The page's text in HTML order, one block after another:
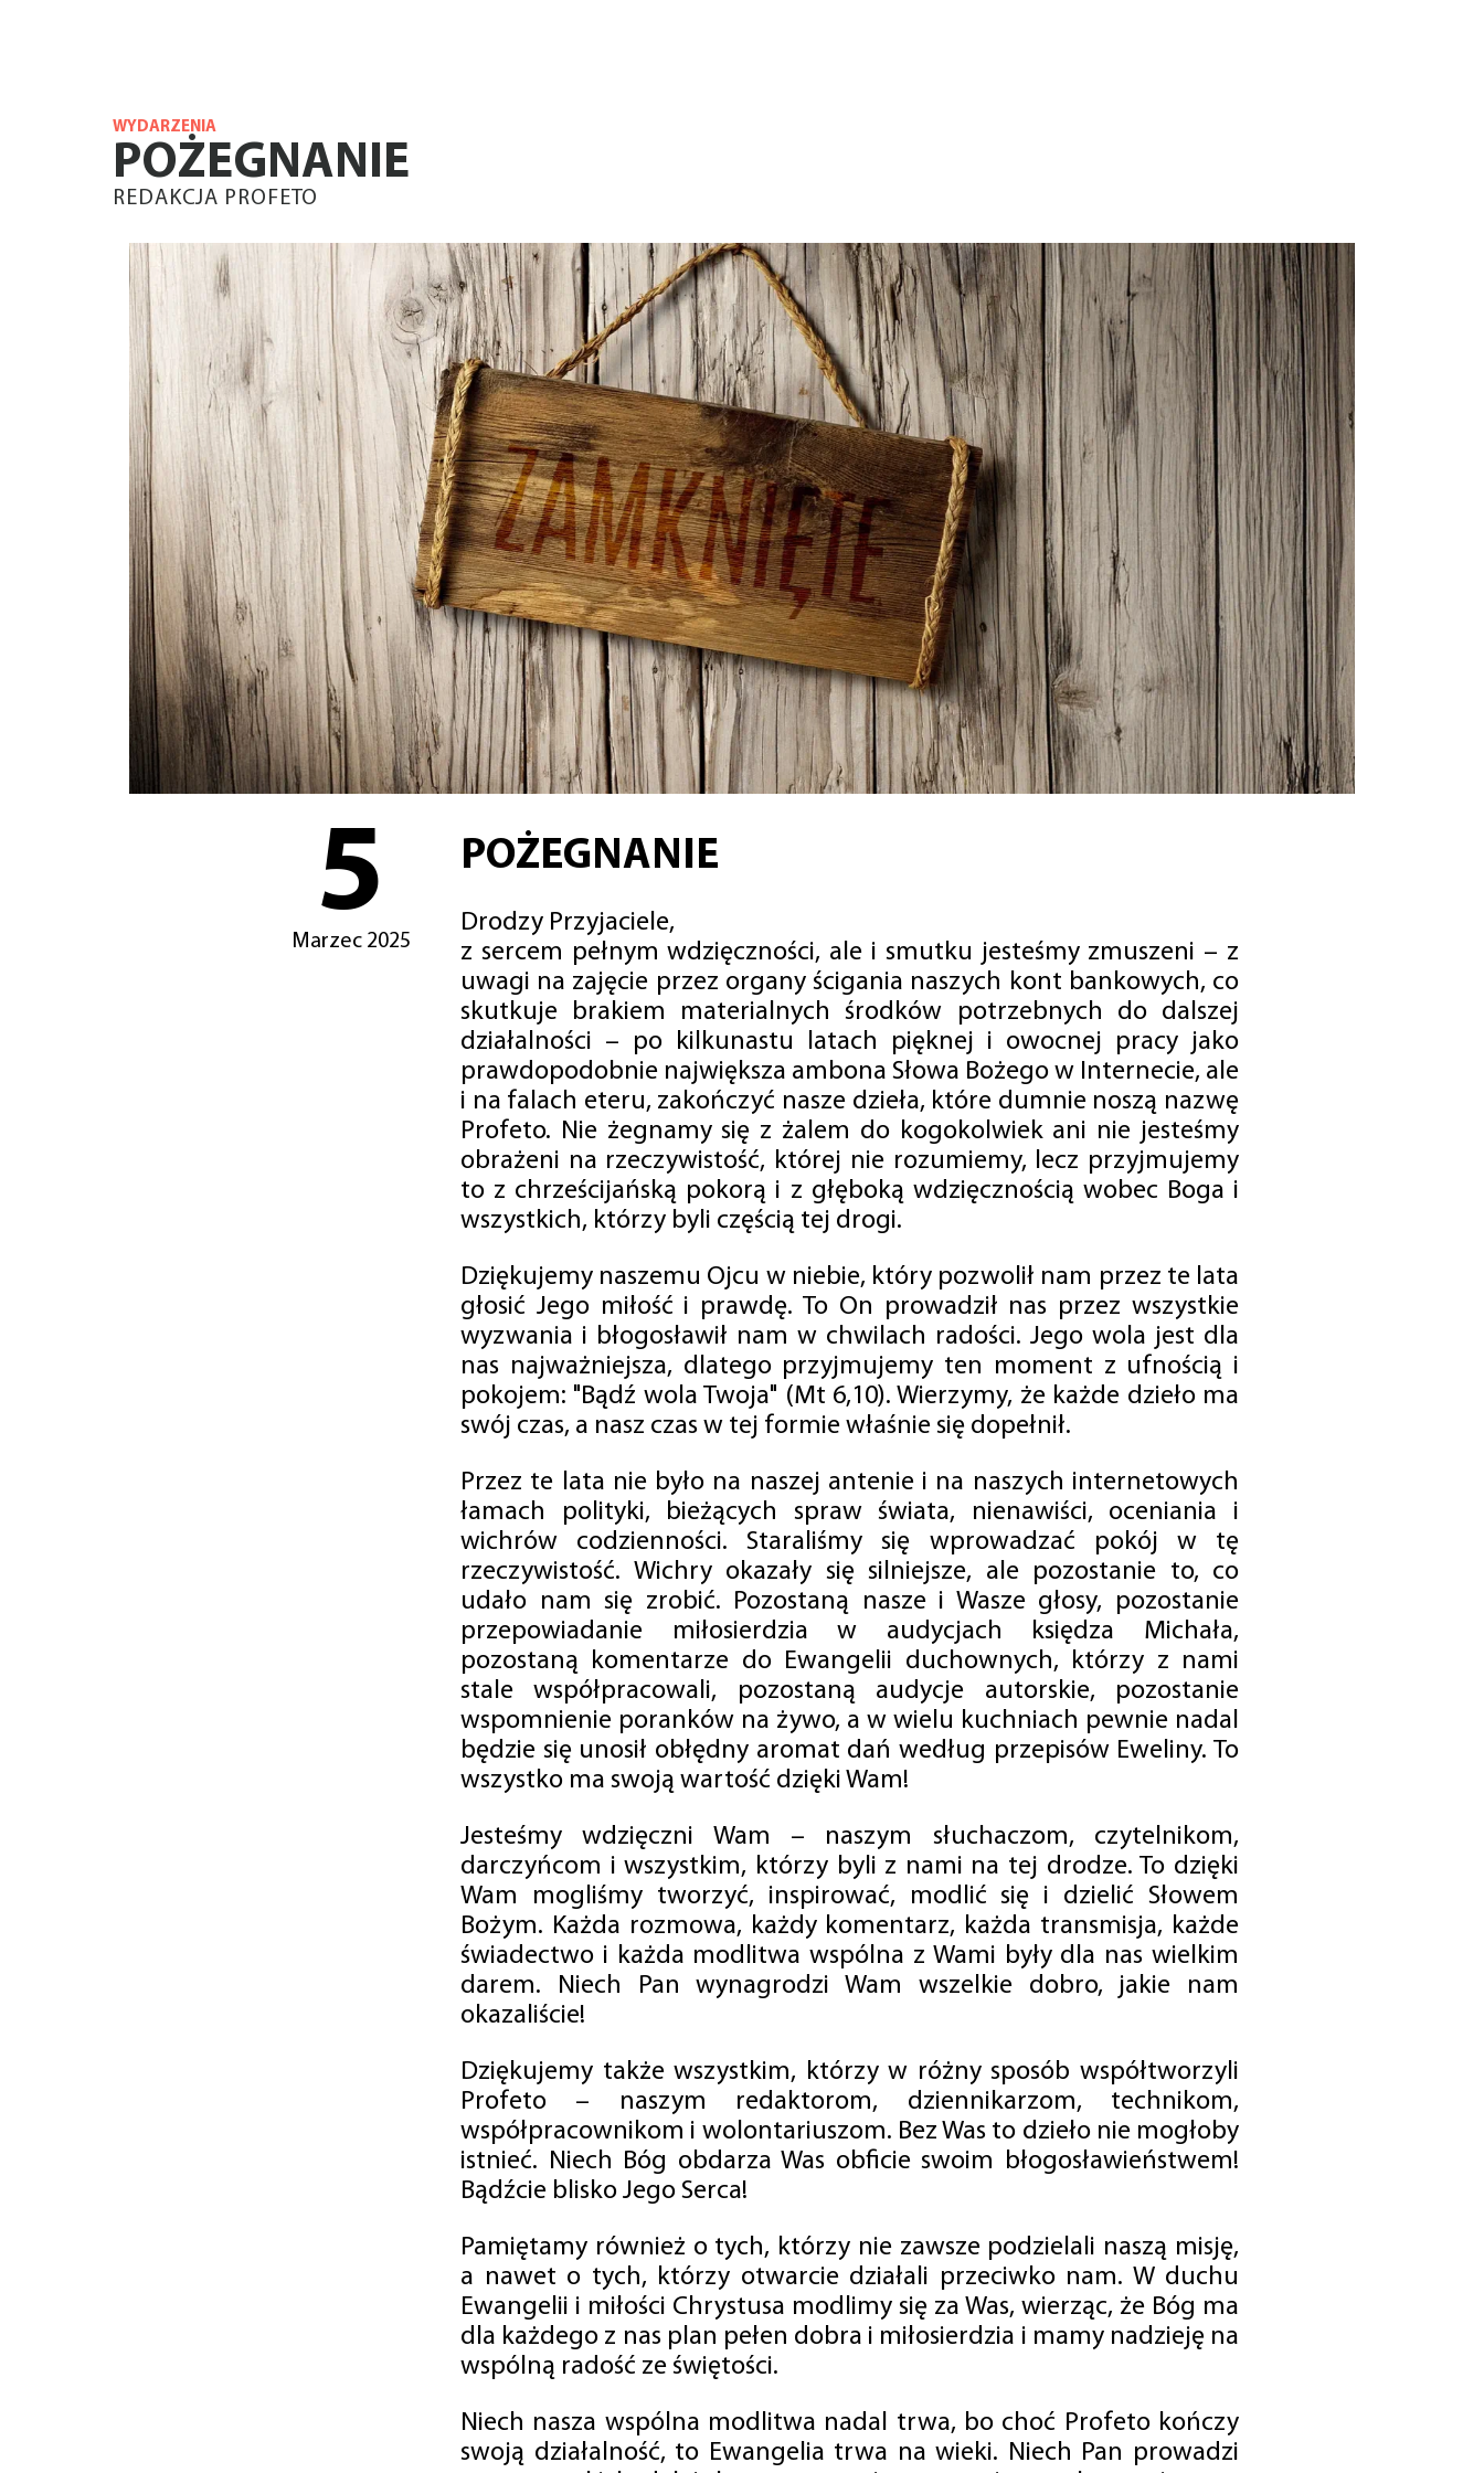
WYDARZENIA
POŻEGNANIE
REDAKCJA PROFETO
5
Marzec 2025
POŻEGNANIE
Drodzy Przyjaciele,
z sercem pełnym wdzięczności, ale i smutku jesteśmy zmuszeni – z
uwagi na zajęcie przez organy ścigania naszych kont bankowych, co
skutkuje brakiem materialnych środków potrzebnych do dalszej
działalności – po kilkunastu latach pięknej i owocnej pracy jako
prawdopodobnie największa ambona Słowa Bożego w Internecie, ale
i na falach eteru, zakończyć nasze dzieła, które dumnie noszą nazwę
Profeto. Nie żegnamy się z żalem do kogokolwiek ani nie jesteśmy
obrażeni na rzeczywistość, której nie rozumiemy, lecz przyjmujemy
to z chrześcijańską pokorą i z głęboką wdzięcznością wobec Boga i
wszystkich, którzy byli częścią tej drogi.
Dziękujemy naszemu Ojcu w niebie, który pozwolił nam przez te lata
głosić Jego miłość i prawdę. To On prowadził nas przez wszystkie
wyzwania i błogosławił nam w chwilach radości. Jego wola jest dla
nas najważniejsza, dlatego przyjmujemy ten moment z ufnością i
pokojem: "Bądź wola Twoja" (Mt 6,10). Wierzymy, że każde dzieło ma
swój czas, a nasz czas w tej formie właśnie się dopełnił.
Przez te lata nie było na naszej antenie i na naszych internetowych
łamach polityki, bieżących spraw świata, nienawiści, oceniania i
wichrów codzienności. Staraliśmy się wprowadzać pokój w tę
rzeczywistość. Wichry okazały się silniejsze, ale pozostanie to, co
udało nam się zrobić. Pozostaną nasze i Wasze głosy, pozostanie
przepowiadanie miłosierdzia w audycjach księdza Michała,
pozostaną komentarze do Ewangelii duchownych, którzy z nami
stale współpracowali, pozostaną audycje autorskie, pozostanie
wspomnienie poranków na żywo, a w wielu kuchniach pewnie nadal
będzie się unosił obłędny aromat dań według przepisów Eweliny. To
wszystko ma swoją wartość dzięki Wam!
Jesteśmy wdzięczni Wam – naszym słuchaczom, czytelnikom,
darczyńcom i wszystkim, którzy byli z nami na tej drodze. To dzięki
Wam mogliśmy tworzyć, inspirować, modlić się i dzielić Słowem
Bożym. Każda rozmowa, każdy komentarz, każda transmisja, każde
świadectwo i każda modlitwa wspólna z Wami były dla nas wielkim
darem. Niech Pan wynagrodzi Wam wszelkie dobro, jakie nam
okazaliście!
Dziękujemy także wszystkim, którzy w różny sposób współtworzyli
Profeto – naszym redaktorom, dziennikarzom, technikom,
współpracownikom i wolontariuszom. Bez Was to dzieło nie mogłoby
istnieć. Niech Bóg obdarza Was obficie swoim błogosławieństwem!
Bądźcie blisko Jego Serca!
Pamiętamy również o tych, którzy nie zawsze podzielali naszą misję,
a nawet o tych, którzy otwarcie działali przeciwko nam. W duchu
Ewangelii i miłości Chrystusa modlimy się za Was, wierząc, że Bóg ma
dla każdego z nas plan pełen dobra i miłosierdzia i mamy nadzieję na
wspólną radość ze świętości.
Niech nasza wspólna modlitwa nadal trwa, bo choć Profeto kończy
swoją działalność, to Ewangelia trwa na wieki. Niech Pan prowadzi